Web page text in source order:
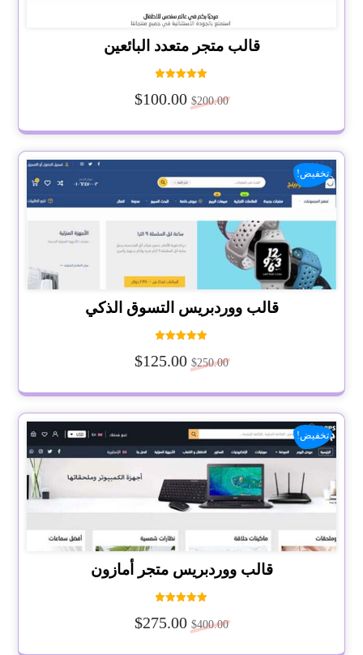
قالب متجر متعدد البائعين
5.00
من 5
$200.00
$100.00
قالب ووردبريس التسوق الذكي
5.00
من 5
$250.00
$125.00
تخفيض!
قالب ووردبريس متجر أمازون
5.00
من 5
$400.00
$275.00
تخفيض!